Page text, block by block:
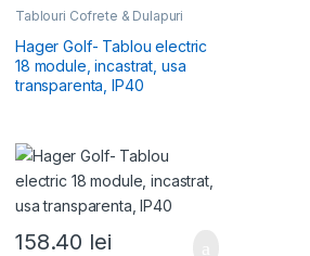
Tablouri Cofrete & Dulapuri
Tablouri Electrice
Rezidențiale Încastrate
Hager Golf- Tablou electric
18 module, incastrat, usa
transparenta, IP40
158.40 lei